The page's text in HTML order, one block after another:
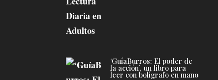
‘GuíaBurros: El poder de
la acción’, un libro para
leer con bolígrafo en mano